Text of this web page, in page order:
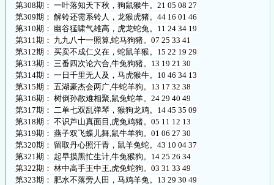
第308期： 一叶落知天下秋，狗鼠猴牛。21 05 08 27
第309期： 解铃还需系铃人，龙猴虎猪。44 16 01 46
第310期： 幽谷猛啸气雄高，虎龙蛇兔。11 24 34 19
第311期： 九九八十一照算,蛇马狗猪。07 25 33 41
第312期： 买卖不成仁义在，蛇鼠羊猴。15 22 19 29
第313期： 三番四次论六合,牛兔狗猪。13 19 21 30
第314期： 一日千里无人及，马虎猴牛。10 46 34 13
第315期： 五湖豪杰会两广,牛蛇羊狗。13 17 32 38
第316期： 树倒孙散难相聚,鼠兔蛇羊。24 29 40 49
第317期： 二单七双乱弹琴，猴狗龙鸡。14 45 35 09
第318期： 不识芦山真面目,虎兔鸡猪。05 11 12 13
第319期： 燕子双飞蝶儿舞,鼠牛羊狗。01 06 27 30
第320期： 留取丹心照汗青，鼠羊兔蛇。43 10 04 37
第321期： 起早摸黑忙生计,牛兔猴狗。14 25 26 34
第322期： 林中高手王中王,虎兔蛇狗。03 31 33 49
第323期： 肥水不落旁人田，马鸡羊兔。13 29 30 49